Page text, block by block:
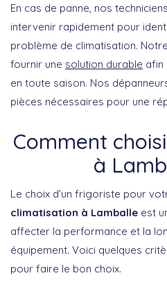
En cas de panne, nos
intervenir rapidement pour
problème de climatisation.
fournir une solution durable afin
en toute saison. Nos
pièces nécessaires pour une
Comment
à
Le choix d’un frigoriste pour
climatisation à Lamballe est
affecter la performance et la
équipement. Voici quelques
pour faire le bon choix.